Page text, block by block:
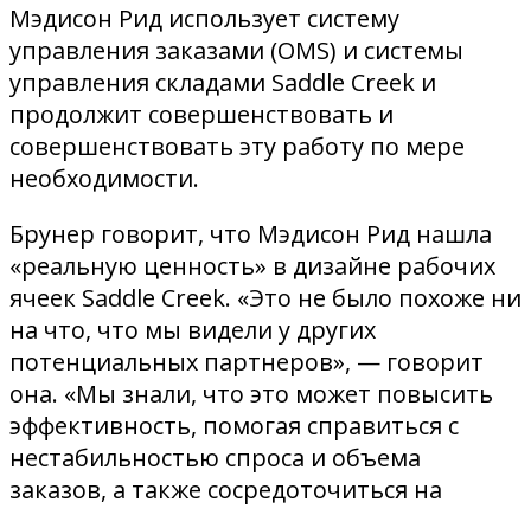
Мэдисон Рид использует систему
управления заказами (OMS) и системы
управления складами Saddle Creek и
продолжит совершенствовать и
совершенствовать эту работу по мере
необходимости.
Брунер говорит, что Мэдисон Рид нашла
«реальную ценность» в дизайне рабочих
ячеек Saddle Creek. «Это не было похоже ни
на что, что мы видели у других
потенциальных партнеров», — говорит
она. «Мы знали, что это может повысить
эффективность, помогая справиться с
нестабильностью спроса и объема
заказов, а также сосредоточиться на